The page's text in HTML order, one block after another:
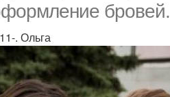
бровей.
. Ольга